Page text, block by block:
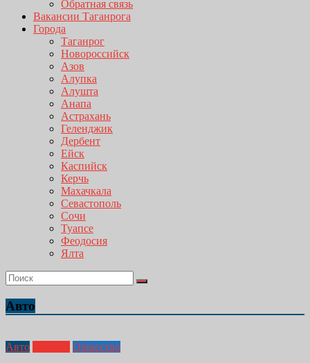
Обратная связь
Вакансии Таганрога
Города
Таганрог
Новороссийск
Азов
Алупка
Алушта
Анапа
Астрахань
Геленджик
Дербент
Ейск
Каспийск
Керчь
Махачкала
Севастополь
Сочи
Туапсе
Феодосия
Ялта
Авто
Авто Общество